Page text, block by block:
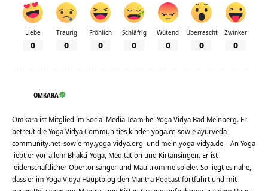
Liebe
0
Traurig
0
Fröhlich
0
Schläfrig
0
Wütend
0
Überrascht
0
Zwinker
0
OMKARA
Omkara ist Mitglied im Social Media Team bei Yoga Vidya Bad Meinberg. Er
betreut die Yoga Vidya Communities kinder-yoga.cc sowieayurveda-
community.net sowie my.yoga-vidya.org und mein.yoga-vidya.de - An Yoga
liebt er vor allem Bhakti-Yoga, Meditation und Kirtansingen. Er ist
leidenschaftlicher Obertonsänger und Maultrommelspieler. So liegt es nahe,
dass er im Yoga Vidya Hauptblog den Mantra Podcast fortführt und mit